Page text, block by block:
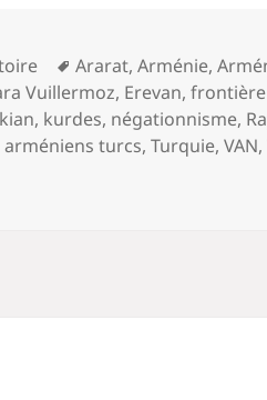
Mots-
clés
Ararat,Arménie,
Vuillermoz, Erevan,
, kurdes, négationnisme,
turcs,Turquie,VAN,